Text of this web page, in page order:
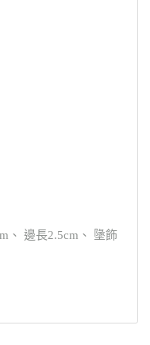
、 邊長2.5cm、 墬飾